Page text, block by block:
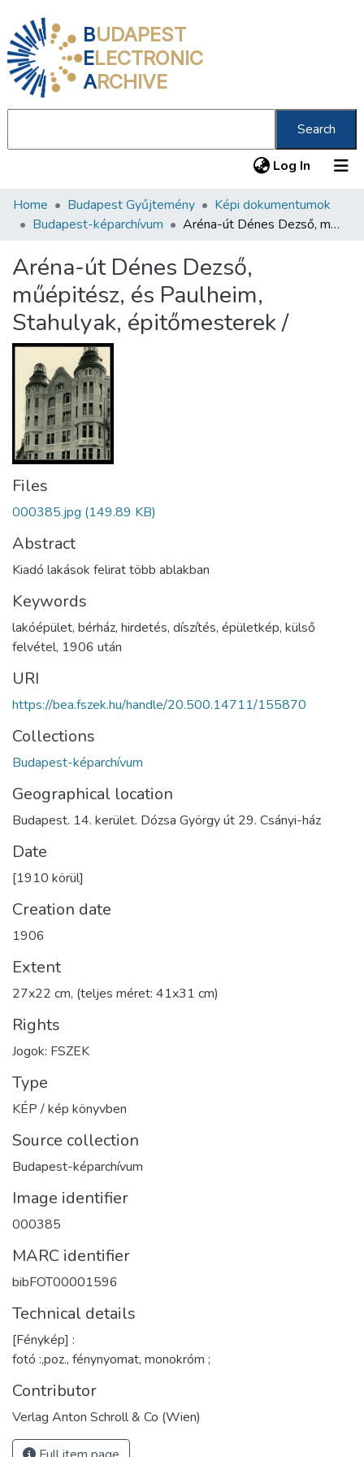
BUDAPEST
ELECTRONIC
ARCHIVE
Search
Log In (current)
Communities & Collections
Statistics
About us
Home Budapest Gyűjtemény
Képi dokumentumok
Budapest-képarchívum
Aréna-út Dénes Dezső, műépitész, és Paulheim, Stahulyak, épitőmesterek /
Aréna-út Dénes Dezső,
műépitész, és Paulheim,
Stahulyak, épitőmesterek /
Files
000385.jpg (149.89 KB)
Abstract
Kiadó lakások felirat több ablakban
Keywords
lakóépület, bérház, hirdetés, díszítés, épületkép, külső
felvétel, 1906 után
URI
https://bea.fszek.hu/handle/20.500.14711/155870
Collections
Budapest-képarchívum
Geographical location
Budapest. 14. kerület. Dózsa György út 29. Csányi-ház
Date
[1910 körül]
Creation date
1906
Extent
27x22 cm, (teljes méret: 41x31 cm)
Rights
Jogok: FSZEK
Type
KÉP / kép könyvben
Source collection
Budapest-képarchívum
Image identifier
000385
MARC identifier
bibFOT00001596
Technical details
[Fénykép] :
fotó :,poz., fénynyomat, monokróm ;
Contributor
Verlag Anton Schroll & Co (Wien)